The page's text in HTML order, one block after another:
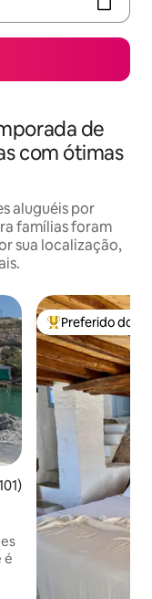
de
com ótimas
aluguéis por
famílias foram
sua localização,
avaliação média de
é
Entre os
Preferido dos